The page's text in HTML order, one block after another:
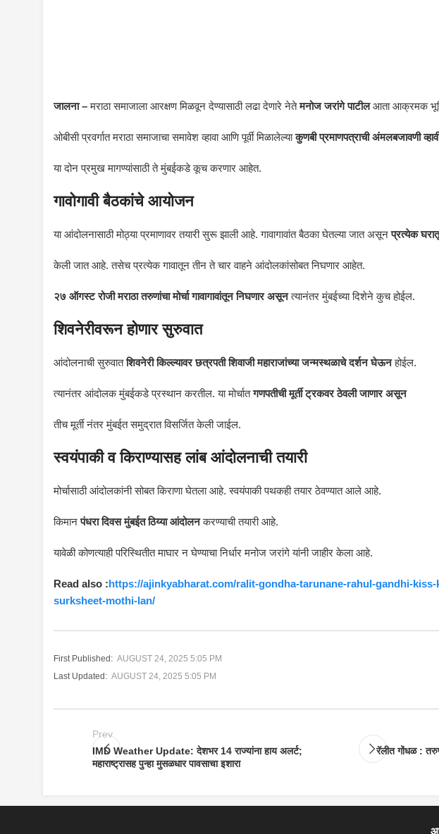
जालना –मराठा समाजाला आरक्षण मिळवून देण्यासाठी लढा देणारे नेतेमनोज जरांगे पाटीलआता आक्रमक
ओबीसी प्रवर्गात मराठा समाजाचा समावेश व्हावा आणि पूर्वी मिळालेल्याकुणबी प्रमाणपत्राची अंमलबजावणी
या दोन प्रमुख मागण्यांसाठी ते मुंबईकडे कूच करणार आहेत.
गावोगावी बैठकांचे आयोजन
या आंदोलनासाठी मोठ्या प्रमाणावर तयारी सुरू झाली आहे. गावागावांत बैठका घेतल्या जात असूनप्रत्येक
केली जात आहे. तसेच प्रत्येक गावातून तीन ते चार वाहने आंदोलकांसोबत निघणार आहेत.
२७ ऑगस्ट रोजी मराठा तरुणांचा मोर्चा गावागावांतून निघणार असूनत्यानंतर मुंबईच्या दिशेने कुच होईल.
शिवनेरीवरून होणार सुरुवात
आंदोलनाची सुरुवातशिवनेरी किल्ल्यावर छत्रपती शिवाजी महाराजांच्या जन्मस्थळाचे दर्शन घेऊनहोईल.
त्यानंतर आंदोलक मुंबईकडे प्रस्थान करतील. या मोर्चातगणपतीची मूर्ती ट्रकवर ठेवली जाणार असून
तीच मूर्ती नंतर मुंबईत समुद्रात विसर्जित केली जाईल.
स्वयंपाकी व किराण्यासह लांब आंदोलनाची तयारी
मोर्चासाठी आंदोलकांनी सोबत किराणा घेतला आहे. स्वयंपाकी पथकही तयार ठेवण्यात आले आहे.
किमानपंधरा दिवस मुंबईत ठिय्या आंदोलनकरण्याची तयारी आहे.
यावेळी कोणत्याही परिस्थितीत माघार न घेण्याचा निर्धार मनोज जरांगे यांनी जाहीर केला आहे.
Read also :https://ajinkyabharat.com/ralit-gondha-tarunane-rahul-gandhi-
surksheet-mothi-lan/
First Published: AUGUST 24, 2025 5:05 PM
Last Updated: AUGUST 24, 2025 5:05 PM
Prev
IMD Weather Update: देशभर 14 राज्यांना हाय अलर्ट;
महाराष्ट्रासह पुन्हा मुसळधार पावसाचा इशारा
रॅलीत गोंधळ :